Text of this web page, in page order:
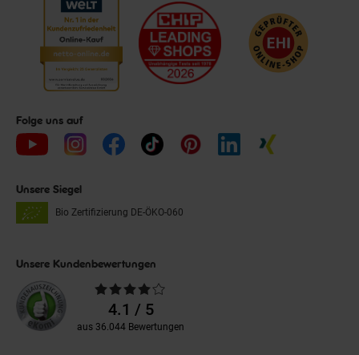
Folge uns auf
Unsere Siegel
Bio Zertifizierung DE-ÖKO-060
Unsere Kundenbewertungen
Durchschnittliche
Bewertungen4.1 / 5
aus 36.044 Bewertungen